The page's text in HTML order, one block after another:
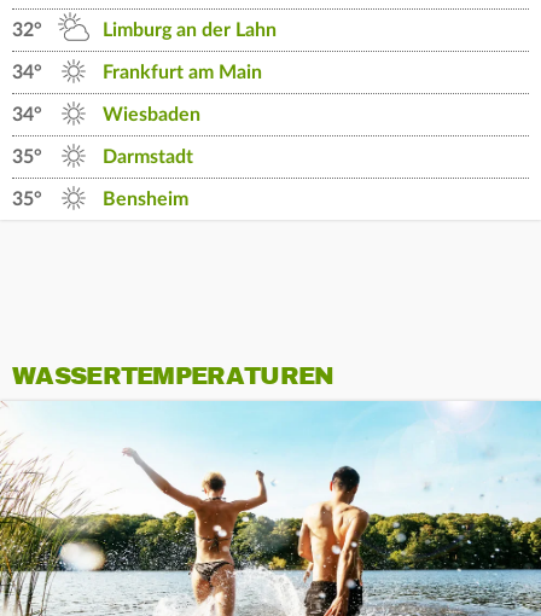
32° Limburg an der Lahn
34° Frankfurt am Main
34° Wiesbaden
35° Darmstadt
35° Bensheim
WASSERTEMPERATUREN